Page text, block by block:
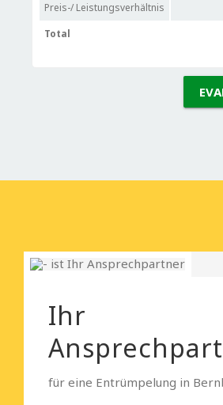
Preis-/ Leistungsverhältnis
Total
Ihr
für eine Entrümpelung in